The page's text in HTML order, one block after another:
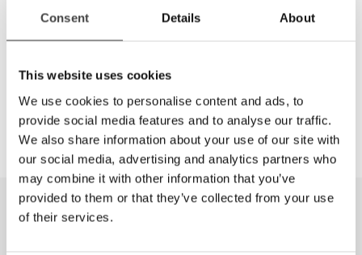
Consent Details About
This website uses cookies
We use cookies to personalise content and ads, to
provide social media features and to analyse our traffic.
We also share information about your use of our site with
our social media, advertising and analytics partners who
may combine it with other information that you’ve
provided to them or that they’ve collected from your use
of their services.
glass. Enstyrke, bifokal eller progressiv.
Materialet er CR39. Progressive glass leveres med
ønsket overflatebehandling.
Produkter fra samme kategori